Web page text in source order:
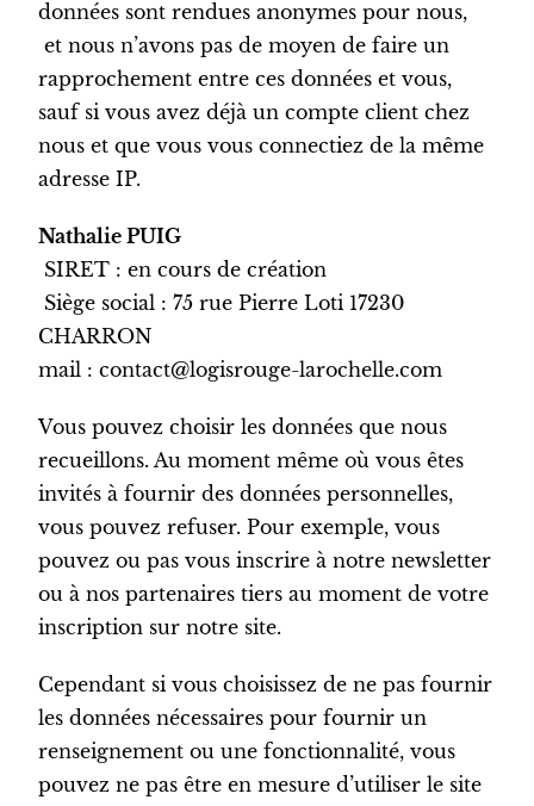
données sont rendues anonymes pour nous,
et nous n’avons pas de moyen de faire un
rapprochement entre ces données et vous,
sauf si vous avez déjà un compte client chez
nous et que vous vous connectiez de la même
adresse IP.
Nathalie PUIG
SIRET : en cours de création
Siège social : 75 rue Pierre Loti 17230
CHARRON
mail : contact@logisrouge-larochelle.com
Vous pouvez choisir les données que nous
recueillons. Au moment même où vous êtes
invités à fournir des données personnelles,
vous pouvez refuser. Pour exemple, vous
pouvez ou pas vous inscrire à notre newsletter
ou à nos partenaires tiers au moment de votre
inscription sur notre site.
Cependant si vous choisissez de ne pas fournir
les données nécessaires pour fournir un
renseignement ou une fonctionnalité, vous
pouvez ne pas être en mesure d’utiliser le site